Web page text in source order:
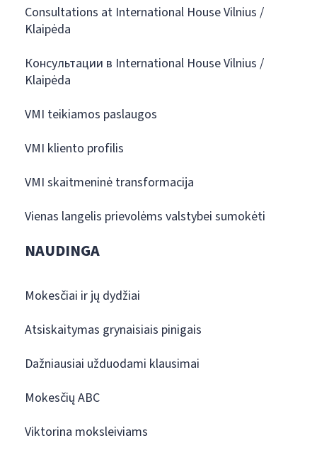
Consultations at International House Vilnius /
Klaipėda
Консультации в International House Vilnius /
Klaipėda
VMI teikiamos paslaugos
VMI kliento profilis
VMI skaitmeninė transformacija
Vienas langelis prievolėms valstybei sumokėti
NAUDINGA
Mokesčiai ir jų dydžiai
Atsiskaitymas grynaisiais pinigais
Dažniausiai užduodami klausimai
Mokesčių ABC
Viktorina moksleiviams